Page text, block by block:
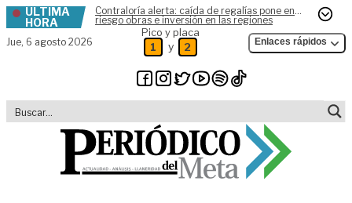
Skip to content
ÚLTIMA
HORA
Contraloría alerta: caída de regalías pone en
riesgo obras e inversión en las regiones
Jue, 6 agosto 2026
Pico y placa
1 y 2 Enlaces rápidos